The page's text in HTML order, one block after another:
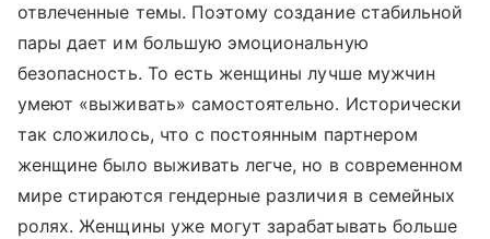
отвлеченные темы. Поэтому создание стабильной
пары дает им большую эмоциональную
безопасность. То есть женщины лучше мужчин
умеют «выживать» самостоятельно. Исторически
так сложилось, что с постоянным партнером
женщине было выживать легче, но в современном
мире стираются гендерные различия в семейных
ролях. Женщины уже могут зарабатывать больше